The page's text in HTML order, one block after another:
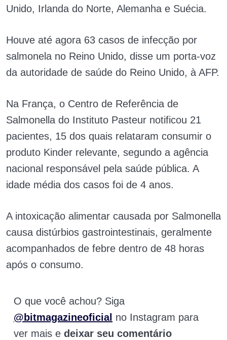
Unido, Irlanda do Norte, Alemanha e Suécia.
Houve até agora 63 casos de infecção por
salmonela no Reino Unido, disse um porta-voz
da autoridade de saúde do Reino Unido, à AFP.
Na França, o Centro de Referência de
Salmonella do Instituto Pasteur notificou 21
pacientes, 15 dos quais relataram consumir o
produto Kinder relevante, segundo a agência
nacional responsável pela saúde pública. A
idade média dos casos foi de 4 anos.
A intoxicação alimentar causada por Salmonella
causa distúrbios gastrointestinais, geralmente
acompanhados de febre dentro de 48 horas
após o consumo.
O que você achou? Siga
@bitmagazineoficial no Instagram para
ver mais e deixar seu comentário